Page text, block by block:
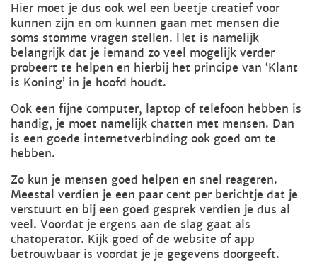
Hier moet je dus ook wel een beetje creatief voor
kunnen zijn en om kunnen gaan met mensen die
soms stomme vragen stellen. Het is namelijk
belangrijk dat je iemand zo veel mogelijk verder
probeert te helpen en hierbij het principe van ‘Klant
is Koning’ in je hoofd houdt.
Ook een fijne computer, laptop of telefoon hebben is
handig, je moet namelijk chatten met mensen. Dan
is een goede internetverbinding ook goed om te
hebben.
Zo kun je mensen goed helpen en snel reageren.
Meestal verdien je een paar cent per berichtje dat je
verstuurt en bij een goed gesprek verdien je dus al
veel. Voordat je ergens aan de slag gaat als
chatoperator. Kijk goed of de website of app
betrouwbaar is voordat je je gegevens doorgeeft.